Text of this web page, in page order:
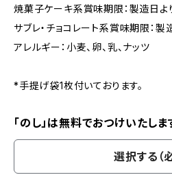
焼菓子ケーキ系賞味期限：製造日よ
サブレ・チョコレート系賞味期限：製
アレルギー：小麦、卵、乳、ナッツ
*手提げ袋1枚付いております。
「のし」は無料でおつけいたしま
選択する（